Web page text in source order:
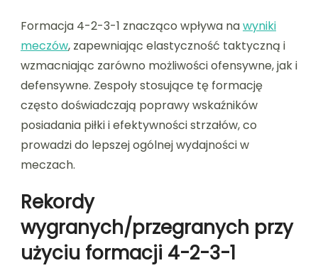
Formacja 4-2-3-1 znacząco wpływa nawyniki
meczów, zapewniając elastyczność taktyczną i
wzmacniając zarówno możliwości ofensywne, jak i
defensywne. Zespoły stosujące tę formację
często doświadczają poprawy wskaźników
posiadania piłki i efektywności strzałów, co
prowadzi do lepszej ogólnej wydajności w
meczach.
Rekordy
wygranych/przegranych przy
użyciu formacji 4-2-3-1